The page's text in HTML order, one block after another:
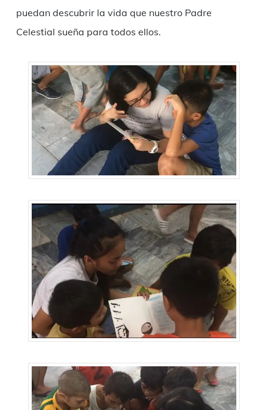
puedan descubrir la vida que nuestro Padre
Celestial sueña para todos ellos.